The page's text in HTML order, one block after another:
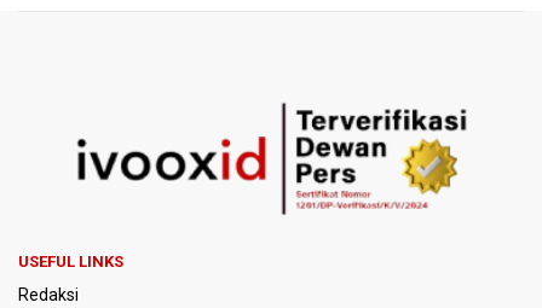
Timnas Indonesia Tersingkir di Piala AFF 2026 Setelah
Pemerintah Matangkan Rencana Pembaruan Buku Ajar
Pendakian Gunung Gede Pangrango Ditutup karena
USEFUL LINKS
Redaksi